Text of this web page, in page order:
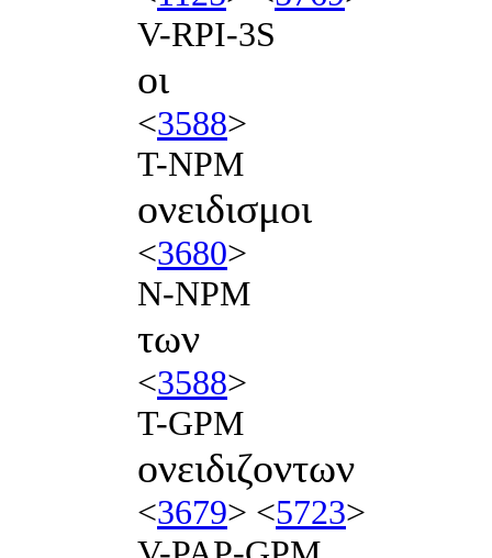
V-RPI-3S
οι
<3588>
T-NPM
ονειδισμοι
<3680>
N-NPM
των
<3588>
T-GPM
ονειδιζοντων
<3679> <5723>